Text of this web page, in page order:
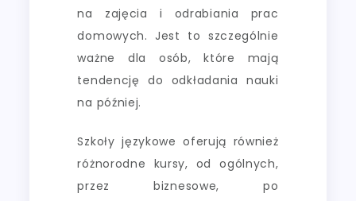
na zajęcia i odrabiania prac
domowych. Jest to szczególnie
ważne dla osób, które mają
tendencję do odkładania nauki
na później.
Szkoły językowe oferują również
różnorodne kursy, od ogólnych,
przez biznesowe, po